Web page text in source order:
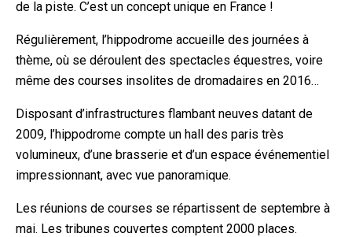
de la piste. C’est un concept unique en France !
Régulièrement, l’hippodrome accueille des journées à
thème, où se déroulent des spectacles équestres, voire
même des courses insolites de dromadaires en 2016…
Disposant d’infrastructures flambant neuves datant de
2009, l’hippodrome compte un hall des paris très
volumineux, d’une brasserie et d’un espace événementiel
impressionnant, avec vue panoramique.
Les réunions de courses se répartissent de septembre à
mai. Les tribunes couvertes comptent 2000 places.